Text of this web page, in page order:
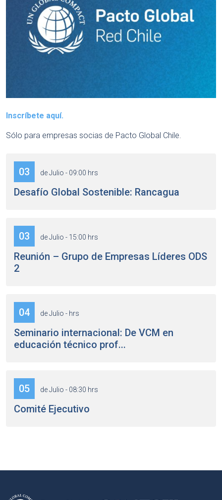
Inscríbete aquí.
Sólo para empresas socias de Pacto Global Chile.
03 de Julio - 09:00 hrs
Desafío Global Sostenible: Rancagua
03 de Julio - 15:00 hrs
Reunión – Grupo de Empresas Líderes ODS
2
04 de Julio - hrs
Seminario internacional: De VCM en
educación técnico prof...
05 de Julio - 08:30 hrs
Comité Ejecutivo